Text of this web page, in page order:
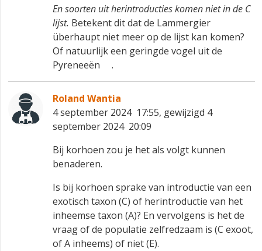
En soorten uit herintroducties komen niet in de C
lijst. Betekent dit dat de Lammergier
überhaupt niet meer op de lijst kan komen?
Of natuurlijk een geringde vogel uit de
Pyreneeën😎.
Roland Wantia
4 september 2024 17:55, gewijzigd 4
september 2024 20:09
Bij korhoen zou je het als volgt kunnen
benaderen.
Is bij korhoen sprake van introductie van een
exotisch taxon (C) of herintroductie van het
inheemse taxon (A)? En vervolgens is het de
vraag of de populatie zelfredzaam is (C exoot,
of A inheems) of niet (E).